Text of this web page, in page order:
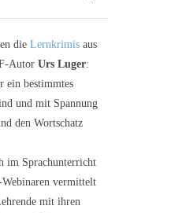
die Lernkrimis aus
Autor Urs Luger:
ein bestimmtes
und mit Spannung
den Wortschatz
im Sprachunterricht
Webinaren vermittelt
mit ihren